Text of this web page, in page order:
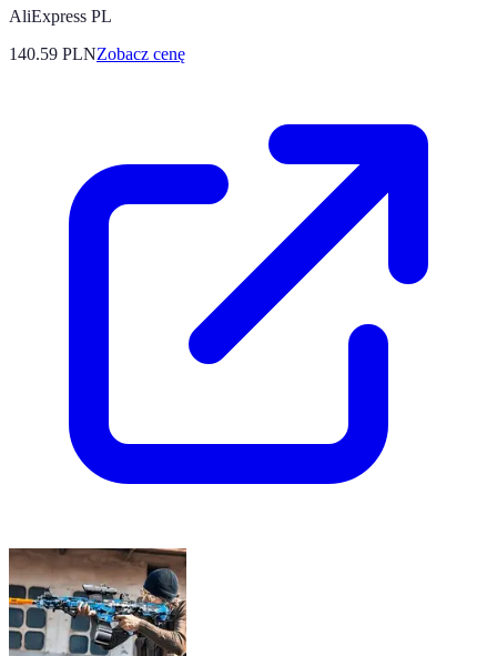
AliExpress PL
140.59 PLNZobacz cenę